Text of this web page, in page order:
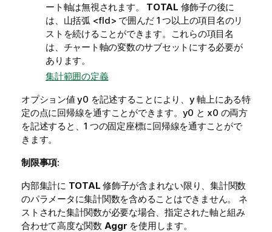
ート軸は無視されます。 TOTAL 修飾子の後に
は、山括弧 <fld> で囲んだ 1 つ以上の項目名のリ
ストを続けることができます。これらの項目名
は、チャート軸の変数のサブセットにする必要が
あります。
集計範囲の定義
オプション値y0 を記述することにより、y 軸上にある特
定の点に回帰線を通すことができます。 y0 と x0 の両方
を記述すると、1 つの固定座標に回帰線を通すことがで
きます。
制限事項:
内部集計に TOTAL 修飾子が含まれない限り、集計関数
のパラメータに集計関数を含めることはできません。 ネ
ストされた集計関数が必要な場合、指定された軸と組み
合わせて高度な関数 Aggr を使用します。